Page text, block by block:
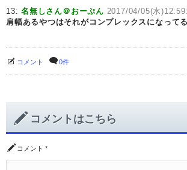
13:名無しさん＠おーぷん 2017/04/05(水
肩幅あるやつはそれがコンプレックスになって
コメント 0件
コメントはこちら
コメント *